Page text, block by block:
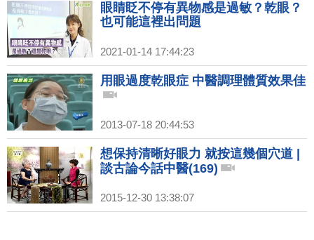
眼睛眨不停有異物感是過敏？乾眼？
也可能這裡出問題
2021-01-14 17:44:23
用眼過度乾眼症 中醫調理體質效果佳
2013-07-18 20:44:53
想保持清晰好眼力 就按這幾個穴道 |
談古論今話中醫(169)
2015-12-30 13:38:07